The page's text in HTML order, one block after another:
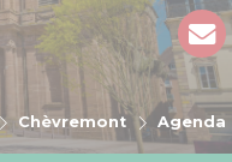
Chèvremont Agenda